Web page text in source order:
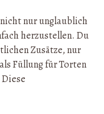
nur unglaublich
herzustellen. Du
Zusätze, nur
Füllung für Torten